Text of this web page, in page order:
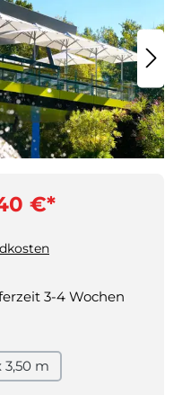
€*
3-4 Wochen
3,50 m